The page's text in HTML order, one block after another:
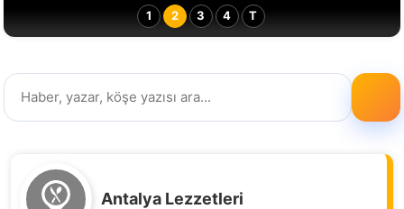
1
2 3 4 T
Antalya Lezzetleri